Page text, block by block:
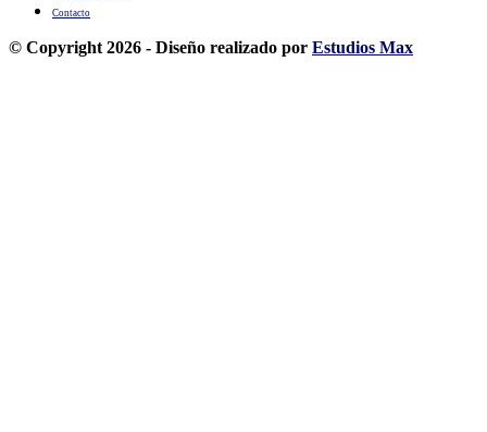
Contacto
© Copyright 2026 - Diseño realizado por Estudios Max